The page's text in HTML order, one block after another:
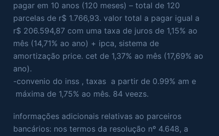
pagar em 10 anos (120 meses) – total de 120
parcelas de r$ 1.766,93. valor total a pagar igual a
r$ 206.594,87 com uma taxa de juros de 1,15% ao
mês (14,71% ao ano) + ipca, sistema de
amortização price. cet de 1,37% ao mês (17,69% ao
ano).
-convenio do inss , taxas a partir de 0.99% am e
máxima de 1,75% ao mês. 84 veezs.
informações adicionais relativas ao parceiros
bancários: nos termos da resolução nº 4.648, a